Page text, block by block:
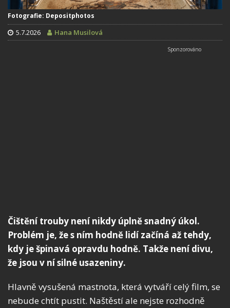
Fotografie: Depositphotos
5.7.2026 Hana Musilová
Čištění trouby není nikdy úplně snadný úkol.
Problém je, že s ním hodně lidí začíná až tehdy,
kdy je špinavá opravdu hodně. Takže není divu,
že jsou v ní silné usazeniny.
Hlavně vysušená mastnota, která vytváří celý film, se
nebude chtít pustit. Naštěstí ale nejste rozhodně